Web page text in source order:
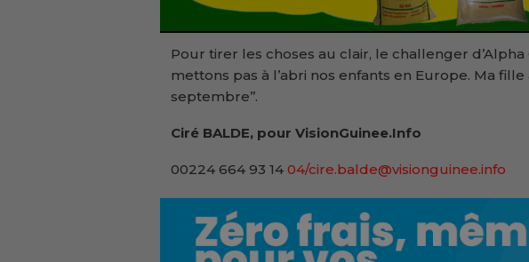
Pour tirer les choses au clair, le challenger d’Alpha
mettons pas à l’abri nos enfants en Europe. Ma
septembre’’.
Ciré BALDE, pour VisionGuinee.Info
00224 664 93 14 04/cire.balde@visionguinee.info